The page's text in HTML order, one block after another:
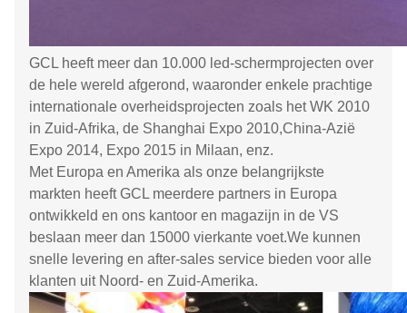
GCL heeft meer dan 10.000 led-schermprojecten over
de hele wereld afgerond, waaronder enkele prachtige
internationale overheidsprojecten zoals het WK 2010
in Zuid-Afrika, de Shanghai Expo 2010,China-Azië
Expo 2014, Expo 2015 in Milaan, enz.
Met Europa en Amerika als onze belangrijkste
markten heeft GCL meerdere partners in Europa
ontwikkeld en ons kantoor en magazijn in de VS
beslaan meer dan 15000 vierkante voet.We kunnen
snelle levering en after-sales service bieden voor alle
klanten uit Noord- en Zuid-Amerika.